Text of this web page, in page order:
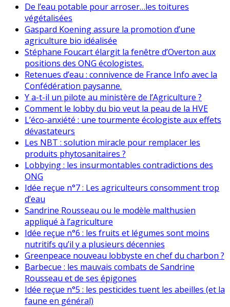
De l’eau potable pour arroser…les toitures
végétalisées
Gaspard Koening assure la promotion d’une
agriculture bio idéalisée
Stéphane Foucart élargit la fenêtre d’Overton aux
positions des ONG écologistes.
Retenues d’eau : connivence de France Info avec la
Confédération paysanne.
Y a-t-il un pilote au ministère de l’Agriculture ?
Comment le lobby du bio veut la peau de la HVE
L’éco-anxiété : une tourmente écologiste aux effets
dévastateurs
Les NBT : solution miracle pour remplacer les
produits phytosanitaires ?
Lobbying : les insurmontables contradictions des
ONG
Idée reçue n°7 : Les agriculteurs consomment trop
d’eau
Sandrine Rousseau ou le modèle malthusien
appliqué à l’agriculture
Idée reçue n°6 : les fruits et légumes sont moins
nutritifs qu’il y a plusieurs décennies
Greenpeace nouveau lobbyste en chef du charbon ?
Barbecue : les mauvais combats de Sandrine
Rousseau et de ses épigones
Idée reçue n°5 : les pesticides tuent les abeilles (et la
faune en général)